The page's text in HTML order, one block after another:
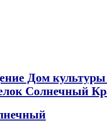
Дом
Солнечный